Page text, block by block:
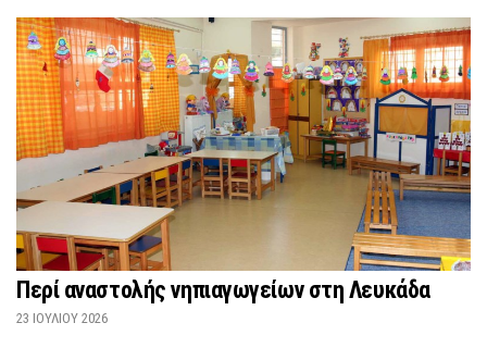
Περί αναστολής νηπιαγωγείων στη Λευκάδα
23 ΙΟΥΛΊΟΥ 2026